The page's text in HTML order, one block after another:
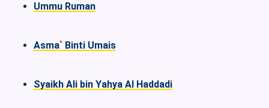
Ummu Ruman
Asma` Binti Umais
Syaikh Ali bin Yahya Al Haddadi